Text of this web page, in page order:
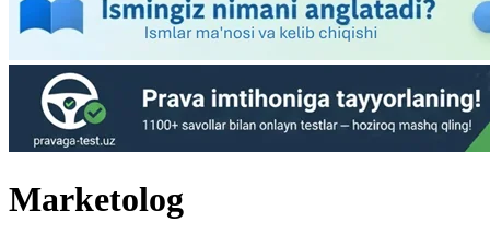
Marketolog